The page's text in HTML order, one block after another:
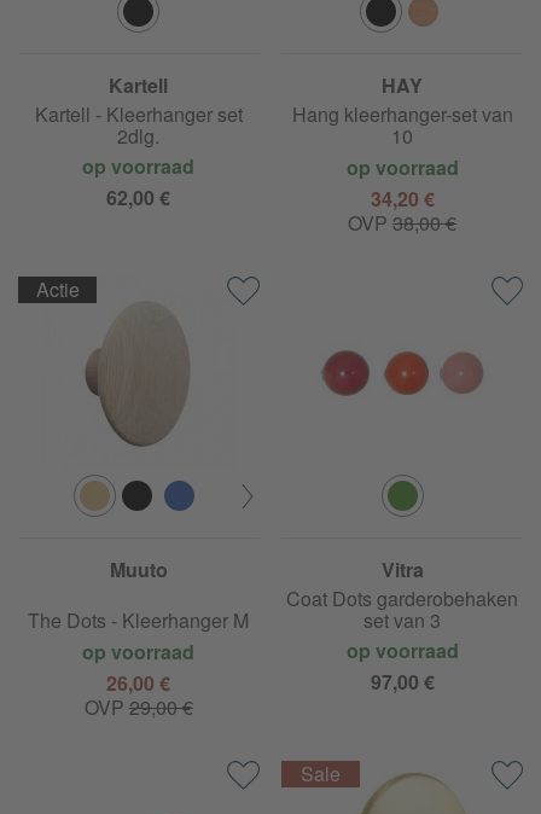
Kartell
Kartell - Kleerhanger set
2dlg.
op voorraad
62,00 €
HAY
Hang kleerhanger-set van
10
op voorraad
34,20 €
OVP38,00 €
Muuto
The Dots - Kleerhanger M
op voorraad
26,00 €
OVP 29,00 €
Actie
Vitra
Coat Dots garderobehaken
set van 3
op voorraad
97,00 €